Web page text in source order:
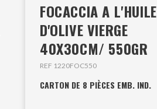
FOCACCIA A L'HUILE
D'OLIVE VIERGE
40X30CM/ 550GR
REF 1220FOC550
CARTON DE 8 PIÈCES EMB. IND.